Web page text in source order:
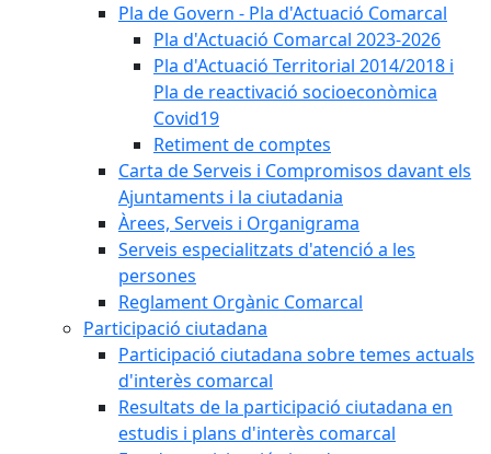
Pla de Govern - Pla d'Actuació Comarcal
Pla d'Actuació Comarcal 2023-2026
Pla d'Actuació Territorial 2014/2018 i
Pla de reactivació socioeconòmica
Covid19
Retiment de comptes
Carta de Serveis i Compromisos davant els
Ajuntaments i la ciutadania
Àrees, Serveis i Organigrama
Serveis especialitzats d'atenció a les
persones
Reglament Orgànic Comarcal
Participació ciutadana
Participació ciutadana sobre temes actuals
d'interès comarcal
Resultats de la participació ciutadana en
estudis i plans d'interès comarcal